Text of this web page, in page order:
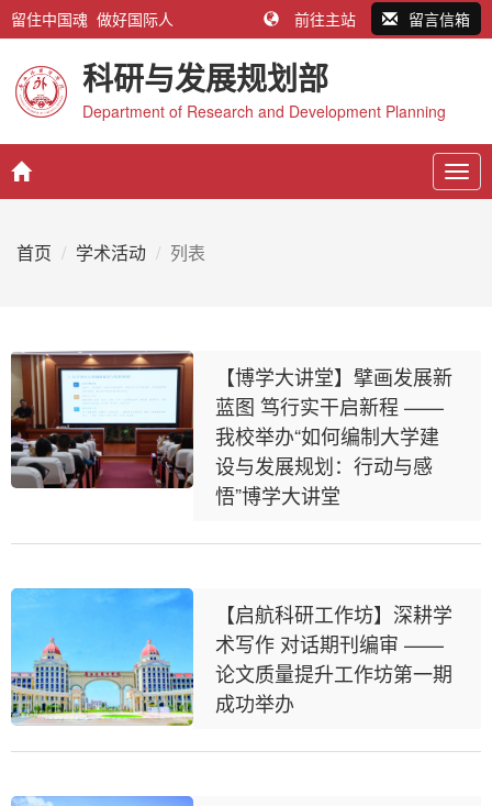
留住中国魂 做好国际人 前往主站 留言信箱
科研与发展规划部
Department of Research and Development Planning
首页 学术活动 列表
【博学大讲堂】擘画发展新
蓝图 笃行实干启新程 ——
我校举办“如何编制大学建
设与发展规划：行动与感
悟”博学大讲堂
【启航科研工作坊】深耕学
术写作 对话期刊编审 ——
论文质量提升工作坊第一期
成功举办